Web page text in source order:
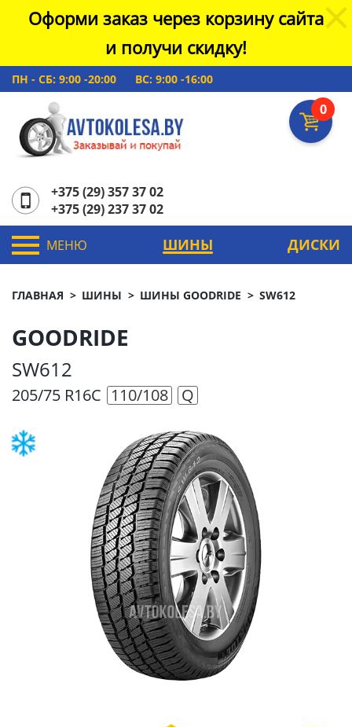
Оформи заказ через корзину сайта
и получи скидку!
ПН - СБ: 9:00 -20:00 ВС: 9:00 -16:00
0
+375 (29) 357 37 02
+375 (29) 237 37 02
МЕНЮ ШИНЫ ДИСКИ
ГЛАВНАЯ ШИНЫ ШИНЫ GOODRIDE SW612
GOODRIDE
SW612
205/75 R16C 110/108 Q